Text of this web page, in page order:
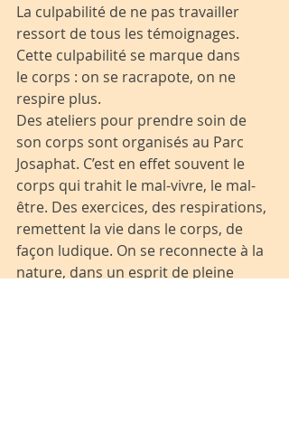
La culpabilité de ne pas travailler
ressort de tous les témoignages.
Cette culpabilité se marque dans
le corps : on se racrapote, on ne
respire plus.
Des ateliers pour prendre soin de
son corps sont organisés au Parc
Josaphat. C’est en effet souvent le
corps qui trahit le mal-vivre, le mal-
être. Des exercices, des respirations,
remettent la vie dans le corps, de
façon ludique. On se reconnecte à la
nature, dans un esprit de pleine